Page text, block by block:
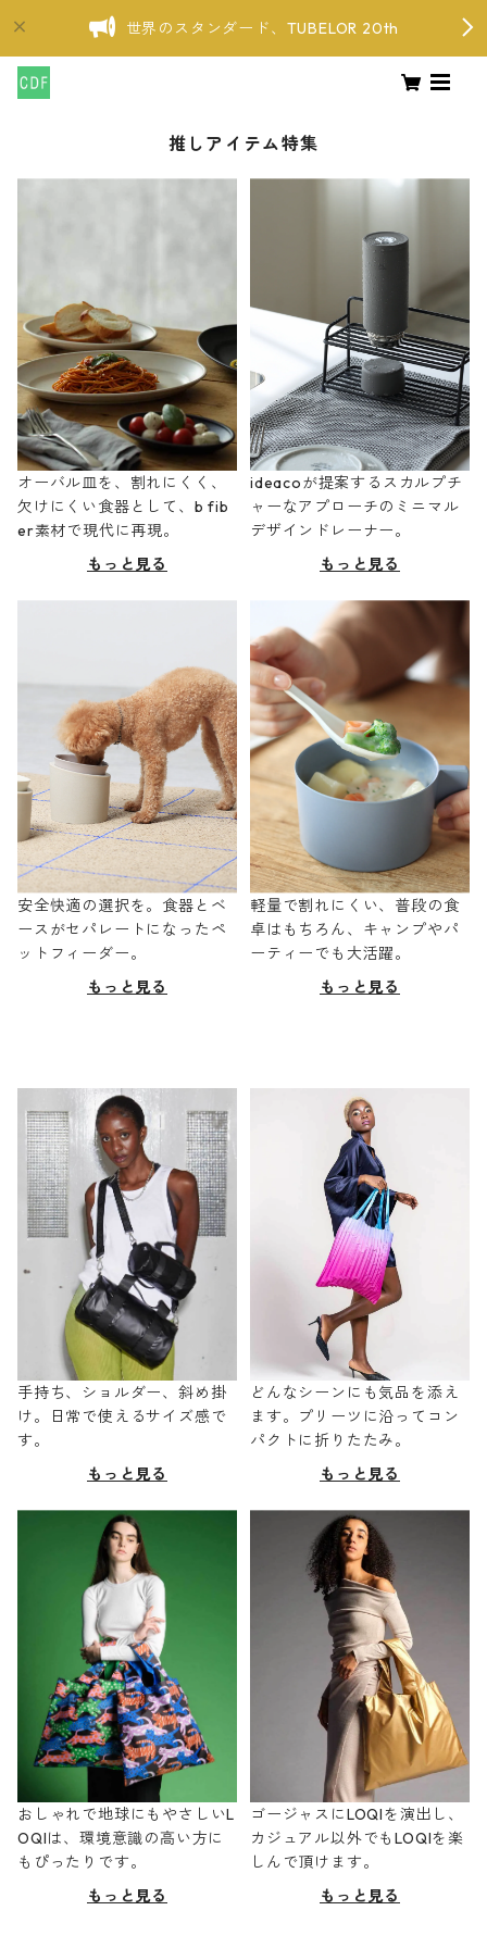
世界のスタンダード、TUBELOR 20th
推しアイテム特集
オーバル皿を、割れにくく、
欠けにくい食器として、b fib
er素材で現代に再現。
もっと見る
ideacoが提案するスカルプチ
ャーなアプローチのミニマル
デザインドレーナー。
もっと見る
安全快適の選択を。食器とベ
ースがセパレートになったペ
ットフィーダー。
もっと見る
軽量で割れにくい、普段の食
卓はもちろん、キャンプやパ
ーティーでも大活躍。
もっと見る
手持ち、ショルダー、斜め掛
け。日常で使えるサイズ感で
す。
もっと見る
どんなシーンにも気品を添え
ます。プリーツに沿ってコン
パクトに折りたたみ。
もっと見る
おしゃれで地球にもやさしいL
OQIは、環境意識の高い方に
もぴったりです。
もっと見る
ゴージャスにLOQIを演出し、
カジュアル以外でもLOQIを楽
しんで頂けます。
もっと見る